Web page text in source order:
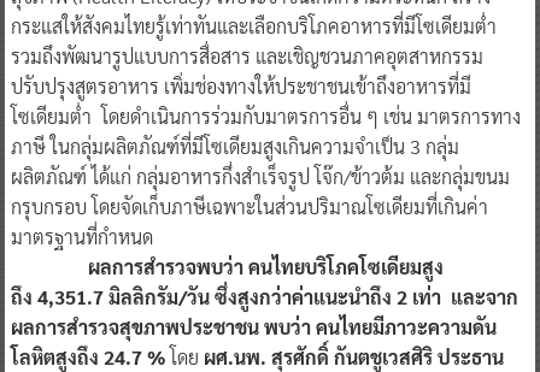
กระแสให้สังคมไทยรู้เท่าทันและเลือกบริโภคอาหารที่มีโซเดียมต่ำ
รวมถึงพัฒนารูปแบบการสื่อสาร และเชิญชวนภาคอุตสาหกรรม
ปรับปรุงสูตรอาหาร เพิ่มช่องทางให้ประชาชนเข้าถึงอาหารที่มี
โซเดียมต่ำ โดยดำเนินการร่วมกับมาตรการอื่น ๆ เช่น มาตรการทาง
ภาษี ในกลุ่มผลิตภัณฑ์ที่มีโซเดียมสูงเกินความจำเป็น 3 กลุ่ม
ผลิตภัณฑ์ ได้แก่ กลุ่มอาหารกึ่งสำเร็จรูป โจ๊ก/ข้าวต้ม และกลุ่มขนม
กรุบกรอบ โดยจัดเก็บภาษีเฉพาะในส่วนปริมาณโซเดียมที่เกินค่า
มาตรฐานที่กำหนด
ผลการสำรวจพบว่า คนไทยบริโภคโซเดียมสูง
ถึง 4,351.7 มิลลิกรัม/วัน ซึ่งสูงกว่าค่าแนะนำถึง 2 เท่า และจาก
ผลการสำรวจสุขภาพประชาชน พบว่า คนไทยมีภาวะความดัน
โลหิตสูงถึง 24.7 %โดย ผศ.นพ. สุรศักดิ์ กันตชูเวสศิริ ประธาน